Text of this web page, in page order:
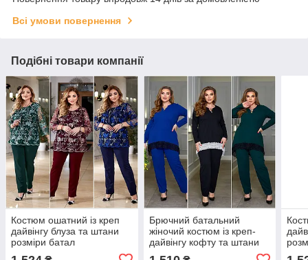
Всі умови повернення
Подібні товари компанії
Костюм ошатний із креп
дайвінгу блуза та штани
розміри батал
Брючний батальний
жіночий костюм із креп-
дайвінгу кофту та штани